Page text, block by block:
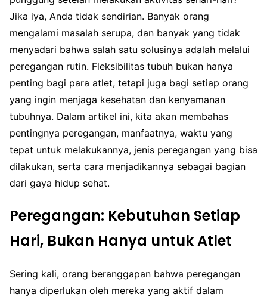
Jika iya, Anda tidak sendirian. Banyak orang
mengalami masalah serupa, dan banyak yang tidak
menyadari bahwa salah satu solusinya adalah melalui
peregangan rutin. Fleksibilitas tubuh bukan hanya
penting bagi para atlet, tetapi juga bagi setiap orang
yang ingin menjaga kesehatan dan kenyamanan
tubuhnya. Dalam artikel ini, kita akan membahas
pentingnya peregangan, manfaatnya, waktu yang
tepat untuk melakukannya, jenis peregangan yang bisa
dilakukan, serta cara menjadikannya sebagai bagian
dari gaya hidup sehat.
Peregangan: Kebutuhan Setiap
Hari, Bukan Hanya untuk Atlet
Sering kali, orang beranggapan bahwa peregangan
hanya diperlukan oleh mereka yang aktif dalam